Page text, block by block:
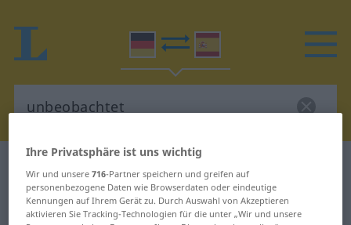
Deutsch-Spanisch Übersetzung für
"unbeobachtet"
Ihre Privatsphäre ist uns wichtig
Wir und unsere716-Partner speichern und greifen auf
personenbezogene Daten wie Browserdaten oder eindeutige
Kennungen auf Ihrem Gerät zu. Durch Auswahl von Akzeptieren
aktivieren Sie Tracking-Technologien für die unter „Wir und unsere